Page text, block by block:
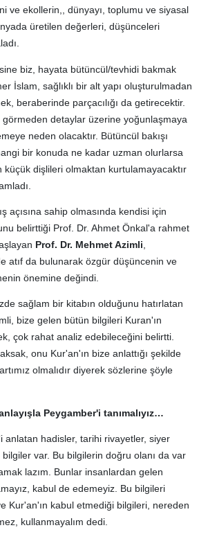
ve ekollerin,, dünyayı, toplumu ve siyasal
üretilen değerleri, düşünceleri
biz, hayata bütüncül/tevhidi bakmak
İslam, sağlıklı bir alt yapı oluşturulmadan
beraberinde parçacılığı da getirecektir.
görmeden detaylar üzerine yoğunlaşmaya
neden olacaktır. Bütüncül bakışı
bir konuda ne kadar uzman olurlarsa
küçük dişlileri olmaktan kurtulamayacaktır
açısına sahip olmasında kendisi için
belirttiği Prof. Dr. Ahmet Önkal'a rahmet
Prof. Dr. Mehmet Azimli
atıf da bulunarak özgür düşüncenin ve
önemine değindi.
sağlam bir kitabın olduğunu hatırlatan
bize gelen bütün bilgileri Kuran'ın
çok rahat analiz edebileceğini belirtti.
onu Kur'an'ın bize anlattığı şekilde
olmalıdır diyerek sözlerine şöyle
Peygamber'i tanımalıyız…
anlatan hadisler, tarihi rivayetler, siyer
bilgiler var. Bu bilgilerin doğru olanı da var
lazım. Bunlar insanlardan gelen
kabul de edemeyiz. Bu bilgileri
Kur'an'ın kabul etmediği bilgileri, nereden
kullanmayalım dedi.